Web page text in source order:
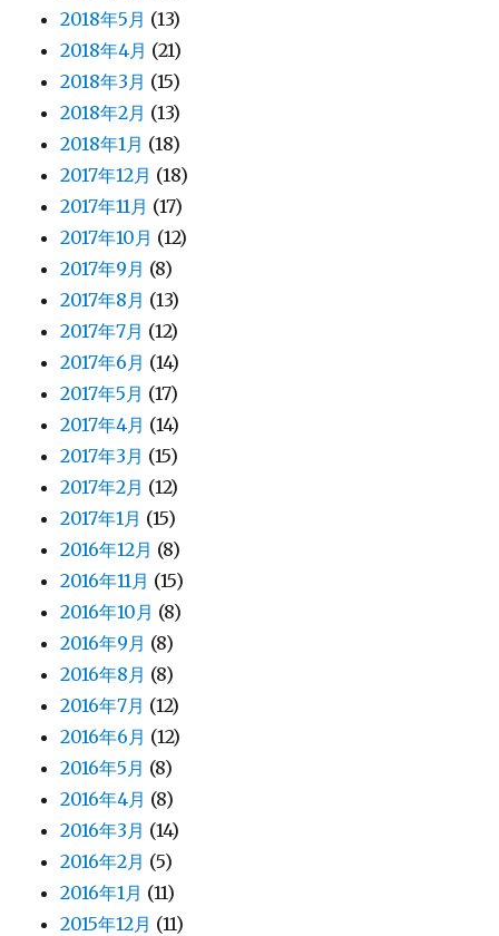
2018年5月 (13)
2018年4月 (21)
2018年3月 (15)
2018年2月 (13)
2018年1月 (18)
2017年12月 (18)
2017年11月 (17)
2017年10月 (12)
2017年9月 (8)
2017年8月 (13)
2017年7月 (12)
2017年6月 (14)
2017年5月 (17)
2017年4月 (14)
2017年3月 (15)
2017年2月 (12)
2017年1月 (15)
2016年12月 (8)
2016年11月 (15)
2016年10月 (8)
2016年9月 (8)
2016年8月 (8)
2016年7月 (12)
2016年6月 (12)
2016年5月 (8)
2016年4月 (8)
2016年3月 (14)
2016年2月 (5)
2016年1月 (11)
2015年12月 (11)